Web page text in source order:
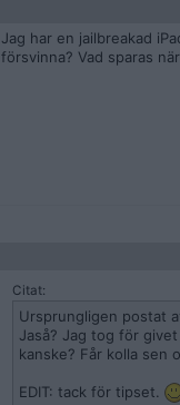
Jag har en jailbreakad
försvinna? Vad sparas
Citat:
Ursprungligen postat
Jaså? Jag tog för
kanske? Får kolla sen
EDIT: tack för tipset.